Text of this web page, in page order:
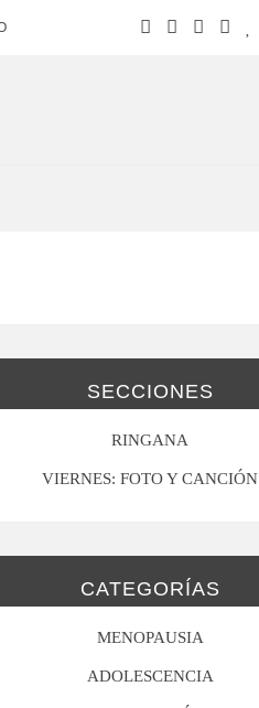
SECCIONES
RINGANA
VIERNES: FOTO Y CANCIÓN
CATEGORÍAS
MENOPAUSIA
ADOLESCENCIA